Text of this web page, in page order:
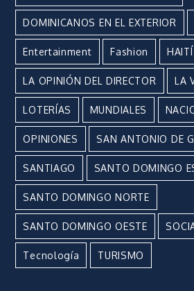
DOMINICANOS EN EL EXTERIOR
Entertainment Fashion HAITÍ
LA OPINIÓN DEL DIRECTOR LA
LOTERÍAS MUNDIALES
OPINIONES SAN ANTONIO DE
SANTIAGO SANTO DOMINGO
SANTO DOMINGO NORTE
SANTO DOMINGO OESTE
Tecnología TURISMO